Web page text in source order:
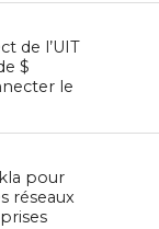
de l’UIT
$
le
pour
réseaux